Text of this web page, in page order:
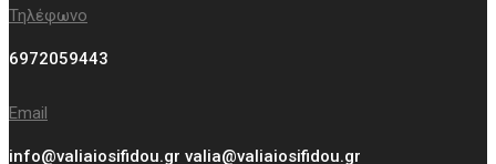
Τηλέφωνο
6972059443
Email
info@valiaiosifidou.gr valia@valiaiosifidou.gr